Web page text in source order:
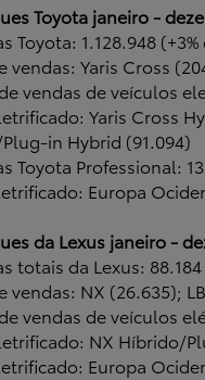
Toyota janeiro -
Toyota: 1.128.948
vendas: Yaris Cross
vendas de veículos
Yaris Cross
in Hybrid (91.094)
Toyota Professional:
Europa
da Lexus janeiro -
totais da Lexus:
vendas: NX (26.635);
vendas de veículos
NX Híbrido/
Europa